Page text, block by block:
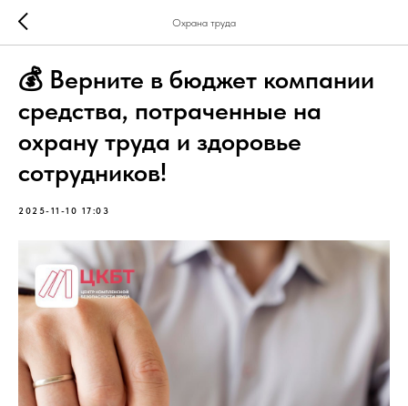
Охрана труда
💰 Верните в бюджет компании
средства, потраченные на
охрану труда и здоровье
сотрудников!
2025-11-10 17:03